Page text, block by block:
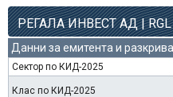
РЕГАЛА ИНВЕСТ АД |
Данни за емитента и
Сектор по КИД-2025
Клас по КИД-2025